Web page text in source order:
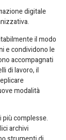
digitale
il modo
e condividono le
accompagnati
di lavoro, il
modalità
complesse.
archivi